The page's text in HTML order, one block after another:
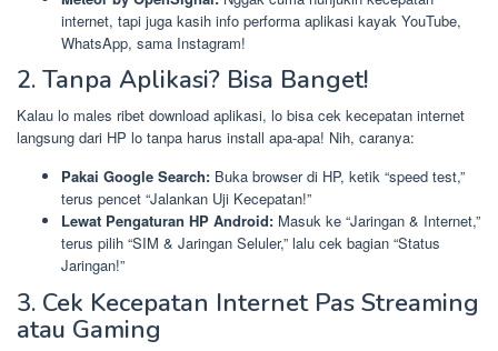
internet, tapi juga kasih info performa aplikasi kayak YouTube,
WhatsApp, sama Instagram!
2. Tanpa Aplikasi? Bisa Banget!
Kalau lo males ribet download aplikasi, lo bisa cek kecepatan internet
langsung dari HP lo tanpa harus install apa-apa! Nih, caranya:
Pakai Google Search: Buka browser di HP, ketik “speed test,”
terus pencet “Jalankan Uji Kecepatan!”
Lewat Pengaturan HP Android: Masuk ke “Jaringan & Internet,”
terus pilih “SIM & Jaringan Seluler,” lalu cek bagian “Status
Jaringan!”
3. Cek Kecepatan Internet Pas Streaming
atau Gaming